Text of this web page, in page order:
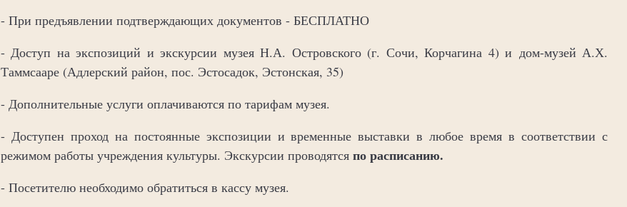
- При предъявлении подтверждающих документов - БЕСПЛАТНО
- Доступ на экспозиций и экскурсии музея Н.А. Островского (г. Сочи, Корчагина 4) и дом-музей А.Х.
Таммсааре (Адлерский район, пос. Эстосадок, Эстонская, 35)
- Дополнительные услуги оплачиваются по тарифам музея.
- Доступен проход на постоянные экспозиции и временные выставки в любое время в соответствии с
режимом работы учреждения культуры. Экскурсии проводятсяпо расписанию.
- Посетителю необходимо обратиться в кассу музея.